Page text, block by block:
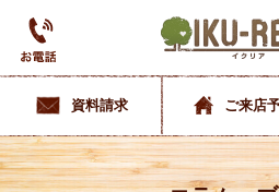
資料請求 ご来店